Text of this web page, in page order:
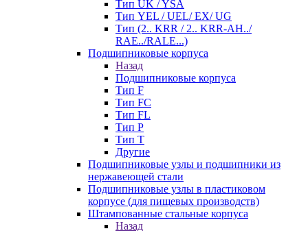
Тип UK / YSA
Тип YEL / UEL/ EX/ UG
Тип (2.. KRR / 2.. KRR-AH../
RAE../RALE...)
Подшипниковые корпуса
Назад
Подшипниковые корпуса
Тип F
Тип FC
Тип FL
Тип P
Тип T
Другие
Подшипниковые узлы и подшипники из
нержавеющей стали
Подшипниковые узлы в пластиковом
корпусе (для пищевых производств)
Штампованные стальные корпуса
Назад